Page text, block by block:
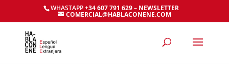
WHASTAPP+34 607 791 629– NEWSLETTER
COMERCIAL@HABLACONENE.COM